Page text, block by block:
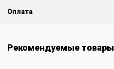
Оплата
Рекомендуемые товары